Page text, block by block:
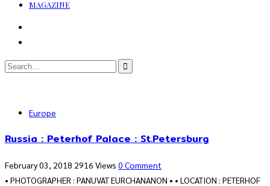
MAGAZINE
Europe
Russia : Peterhof Palace : St.Petersburg
February 03, 2018 2916 Views 0 Comment
• PHOTOGRAPHER : PANUVAT EURCHANANON • • LOCATION : PETERHOF